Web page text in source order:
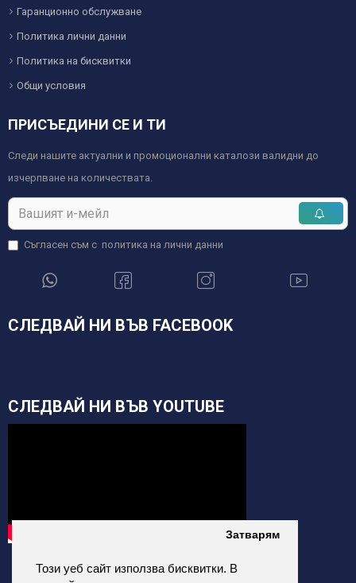
Този уеб сайт използва бисквитки. В
Затварям
Гаранционно обслужване
Политика лични данни
Политика на бисквитки
Общи условия
ПРИСЪЕДИНИ СЕ И ТИ
Следи нашите актуални и промоционални каталози валидни до
изчерпване на количествата.
Съгласен съм с политика на лични данни
СЛЕДВАЙ НИ ВЪВ FACEBOOK
СЛЕДВАЙ НИ ВЪВ YOUTUBE